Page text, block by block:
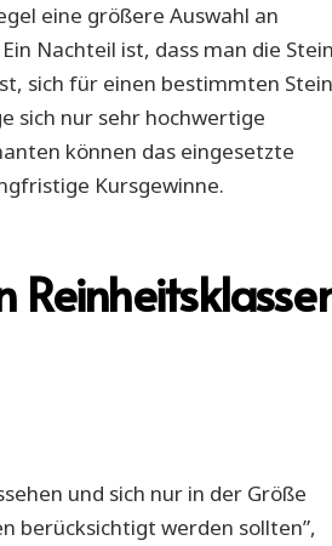
eine größere Auswahl an
Nachteil ist, dass man die
sich für einen bestimmten Stein
sich nur sehr hochwertige
können das eingesetzte
Kursgewinne.
und sich nur in der Größe
berücksichtigt werden sollten”,